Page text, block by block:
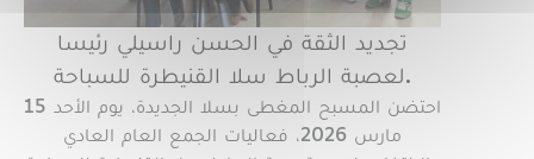
​تجديد الثقة في الحسن راسيلي رئيسا
لعصبة الرباط سلا القنيطرة للسباحة.
​احتضن المسبح المغطى بسلا الجديدة، يوم الأحد 15
مارس 2026، فعاليات الجمع العام العادي